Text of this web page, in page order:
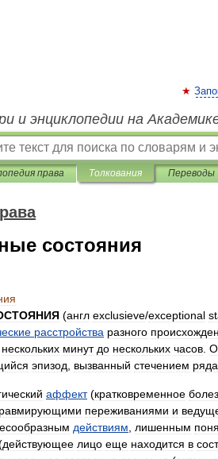
и энциклопедии на
права Толкования Переводы
состояния
(англ ехclusieve/exceptional
расстройства разного
нескольких минут до нескольких часов
эпизод вызванный стечением ряда
аффект(кратковременное
переживаниями и
действиям лишенным
действующее лицо еще находится в